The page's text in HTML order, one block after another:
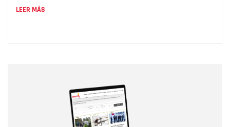
LEER MÁS
Correo electrónico